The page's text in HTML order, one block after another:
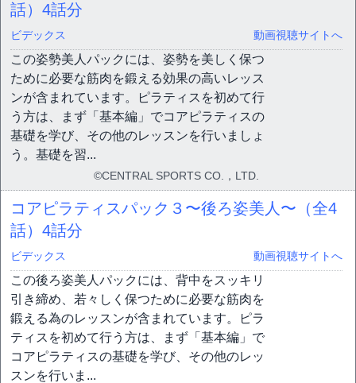
話） 4話分
ビデックス 動画視聴サイトへ
この姿勢美人パックには、姿勢を美しく保つ
ために必要な筋肉を鍛える効果の高いレッス
ンが含まれています。ピラティスを初めて行
う方は、まず「基本編」でコアピラティスの
基礎を学び、その他のレッスンを行いましょ
う。基礎を習...
©CENTRAL SPORTS CO.，LTD.
コアピラティスパック３〜後ろ姿美人〜（全4
話） 4話分
ビデックス 動画視聴サイトへ
この後ろ姿美人パックには、背中をスッキリ
引き締め、若々しく保つために必要な筋肉を
鍛える為のレッスンが含まれています。ピラ
ティスを初めて行う方は、まず「基本編」で
コアピラティスの基礎を学び、その他のレッ
スンを行いま...